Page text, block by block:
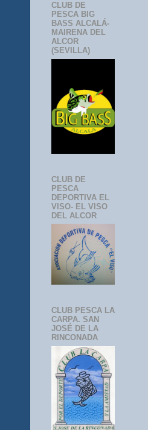
CLUB DE
PESCA BIG
BASS ALCALÁ-
MAIRENA DEL
ALCOR
(SEVILLA)
CLUB DE
PESCA
DEPORTIVA EL
VISO- EL VISO
DEL ALCOR
CLUB PESCA LA
CARPA. SAN
JOSÉ DE LA
RINCONADA